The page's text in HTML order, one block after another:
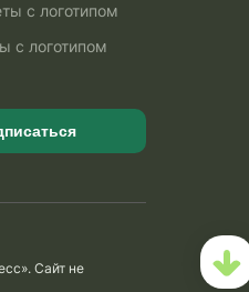
с логотипом
с логотипом
Сайт не